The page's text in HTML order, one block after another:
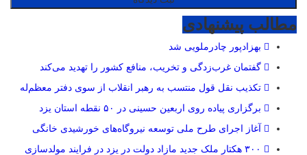
مطالب پیشنهادی
بهزادپور چادرملویی شد
گفتمان غرب‌زدگی و تخریب، منافع کشور را تهدید می‌کند
تکذیب نقل قول منتسب به رهبر انقلاب از سوی دفتر معظم‌له
برگزاری پیاده روی اربعین حسینی در ۵۰ نقطه استان یزد
آغاز اجرای طرح ملی توسعه نیروگاه‌های خورشیدی خانگی
۳۰۰ هکتار ملک جدید مازاد دولت در یزد در فرایند مولدسازی